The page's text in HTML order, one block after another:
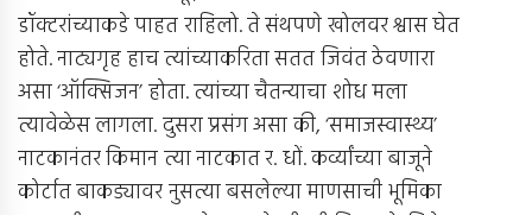
डॉक्टरांच्याकडे पाहत राहिलो. ते संथपणे खोलवर श्वास घेत
होते. नाट्यगृह हाच त्यांच्याकरिता सतत जिवंत ठेवणारा
असा ‘ऑक्सिजन’ होता. त्यांच्या चैतन्याचा शोध मला
त्यावेळेस लागला. दुसरा प्रसंग असा की, ‘समाजस्वास्थ्य’
नाटकानंतर किमान त्या नाटकात र. धों. कर्व्यांच्या बाजूने
कोर्टात बाकड्यावर नुसत्या बसलेल्या माणसाची भूमिका